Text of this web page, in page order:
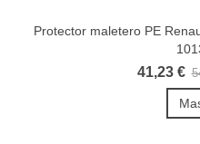
Protector maletero PE
41,23 €